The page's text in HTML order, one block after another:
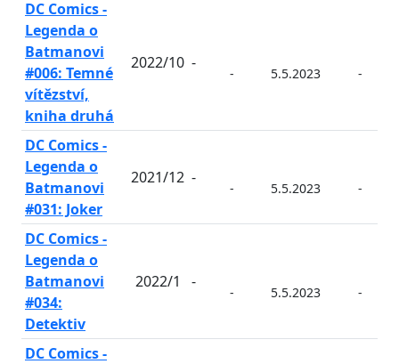
DC Comics -
Legenda o
Batmanovi
#006: Temné
vítězství,
kniha druhá
2022/10 -
- 5.5.2023 -
DC Comics -
Legenda o
Batmanovi
#031: Joker
2021/12 -
- 5.5.2023 -
DC Comics -
Legenda o
Batmanovi
#034:
Detektiv
2022/1 -
- 5.5.2023 -
DC Comics -